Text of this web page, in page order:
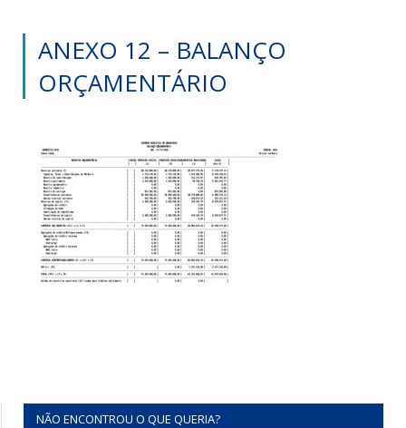
ANEXO 12 – BALANÇO
ORÇAMENTÁRIO
NÃO ENCONTROU O QUE QUERIA?